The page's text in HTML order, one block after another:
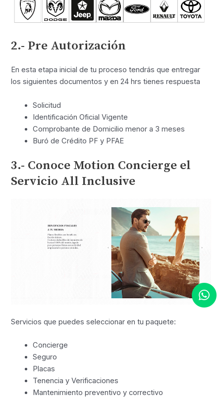
2.- Pre Autorización
En esta etapa inicial de tu proceso tendrás que entregar
los siguientes documentos y en 24 hrs tienes respuesta
Solicitud
Identificación Oficial Vigente
Comprobante de Domicilio menor a 3 meses
Buró de Crédito PF y PFAE
3.- Conoce Motion Concierge el
Servicio All Inclusive
Servicios que puedes seleccionar en tu paquete:
Concierge
Seguro
Placas
Tenencia y Verificaciones
Mantenimiento preventivo y correctivo